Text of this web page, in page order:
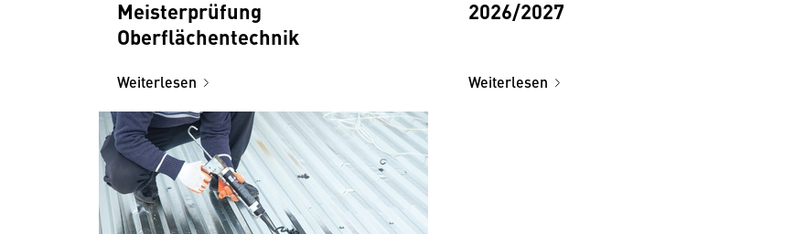
Meisterprüfung
Oberflächentechnik
Weiterlesen
2026/2027
Weiterlesen